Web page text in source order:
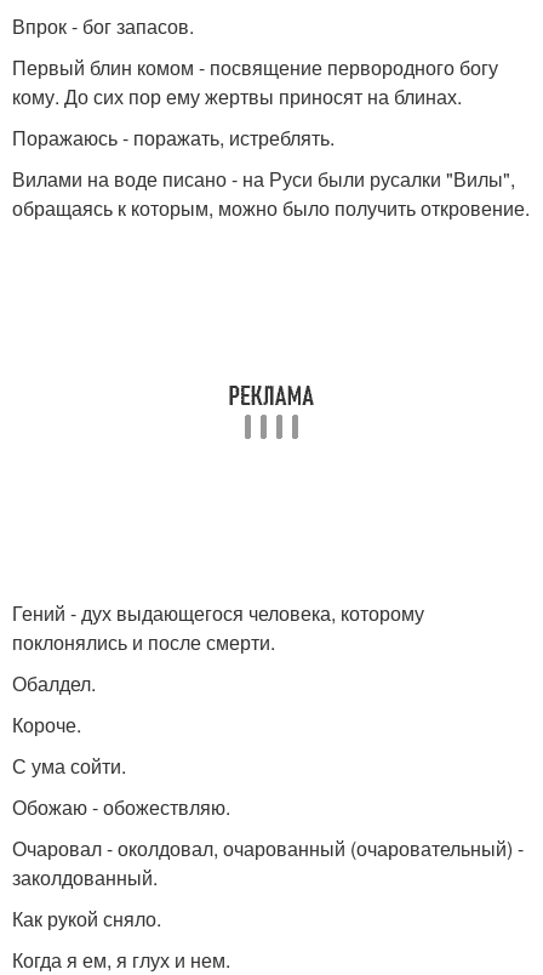
Впрок - бог запасов.
Первый блин комом - посвящение первородного богу
кому. До сих пор ему жертвы приносят на блинах.
Поражаюсь - поражать, истреблять.
Вилами на воде писано - на Руси были русалки "Вилы",
обращаясь к которым, можно было получить откровение.
Гений - дух выдающегося человека, которому
поклонялись и после смерти.
Обалдел.
Короче.
С ума сойти.
Обожаю - обожествляю.
Очаровал - околдовал, очарованный (очаровательный) -
заколдованный.
Как рукой сняло.
Когда я ем, я глух и нем.